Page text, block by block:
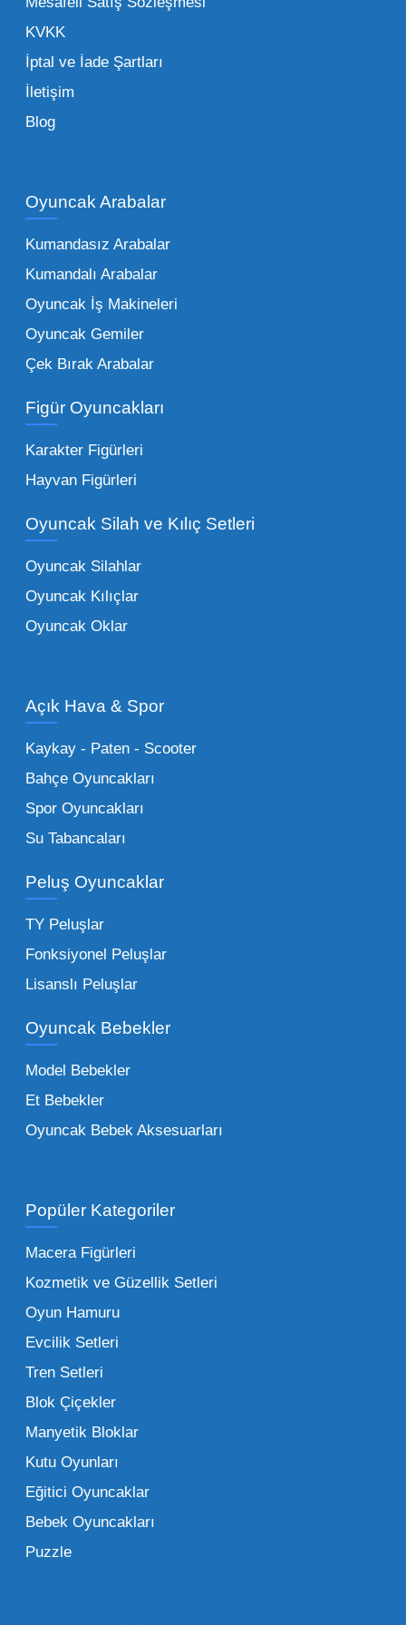
Toptan Oyuncak Çeşitleri Nelerdir?
kadar zengindir. Bir mağazanın veya eğitim
çeşitliliği ile doğru orantılıdır. İşte Mega
Oyuncak bünyesinde öne çıkan ve en çok
tercih edilen kategorilerimiz:
Peluş Oyuncaklar:
vazgeçilmezi olan yumuşak dokulu sevilen
seçeneklerimizi keşfederek koleksiyonunuza
en sevilen karakterleri ekleyebilirsiniz.
Eğitici Setler:
tarafından tercih edilentoptan eğitici
ebeveynlerin son yıllarda en çok satın aldığı
ürün grupları arasında yer almaktadır.
Oyuncak Araçlar:
stok imkanımızla sunulmaktadır.
Küçük Oyuncaklar:
sağlayan toptan küçük oyuncaklar, bakkallar,
Bu kategorideki küçük oyuncaklar toptan
alımlarda çok düşük maliyetlerle yüksek
adetli stok yapmanıza olanak tanır. Özellikle
sürpriz paketler ve figürler, çocukların
harçlıklarıyla kolayca alabildiği ürünlerdir.
Çocuk Oyuncakları Toptan Seçenekleri:
Bebeklik döneminden ergenliğe kadar geniş
toptan tedariği yaparken, piyasadaki en son
figürlerden geleneksel oyun setlerine kadar
her şeyi portföyümüzde bulabilirsiniz.
İşletmeler için toptan oyuncak satış ve alımı
şüphesiz ki birim maliyetin düşmesidir.
Oyuncak toptan kanalına geçildiğinde,
perakende satış fiyatı ile alış fiyatı arasındaki
makas açılır ve bu da ciddi kâr marjları elde
edilmesini sağlar. Toplu alımlarda uygulanan
dönemlerinde işletmenizin finansal olarak
rahatlamasına yardımcı olur.
Müşterileriniz bir ürünü sorduğunda "yok"
demek, marka sadakatini zedeler. Profesyonel
bir oyuncak toptan satış ortağı ile çalışmak,
KVKK
İptal ve İade Şartları
İletişim
Blog
Oyuncak Arabalar
Kumandasız Arabalar
Kumandalı Arabalar
Oyuncak İş Makineleri
Oyuncak Gemiler
Çek Bırak Arabalar
Figür Oyuncakları
Karakter Figürleri
Hayvan Figürleri
Oyuncak Silah ve Kılıç Setleri
Oyuncak Silahlar
Oyuncak Kılıçlar
Oyuncak Oklar
Açık Hava & Spor
Kaykay - Paten - Scooter
Bahçe Oyuncakları
Spor Oyuncakları
Su Tabancaları
Peluş Oyuncaklar
TY Peluşlar
Fonksiyonel Peluşlar
Lisanslı Peluşlar
Oyuncak Bebekler
Model Bebekler
Et Bebekler
Oyuncak Bebek Aksesuarları
Popüler Kategoriler
Macera Figürleri
Kozmetik ve Güzellik Setleri
Oyun Hamuru
Evcilik Setleri
Tren Setleri
Blok Çiçekler
Manyetik Bloklar
Kutu Oyunları
Eğitici Oyuncaklar
Bebek Oyuncakları
Puzzle